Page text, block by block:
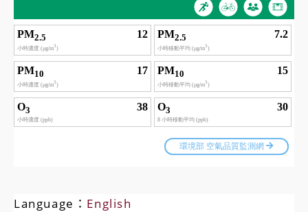
Language： English